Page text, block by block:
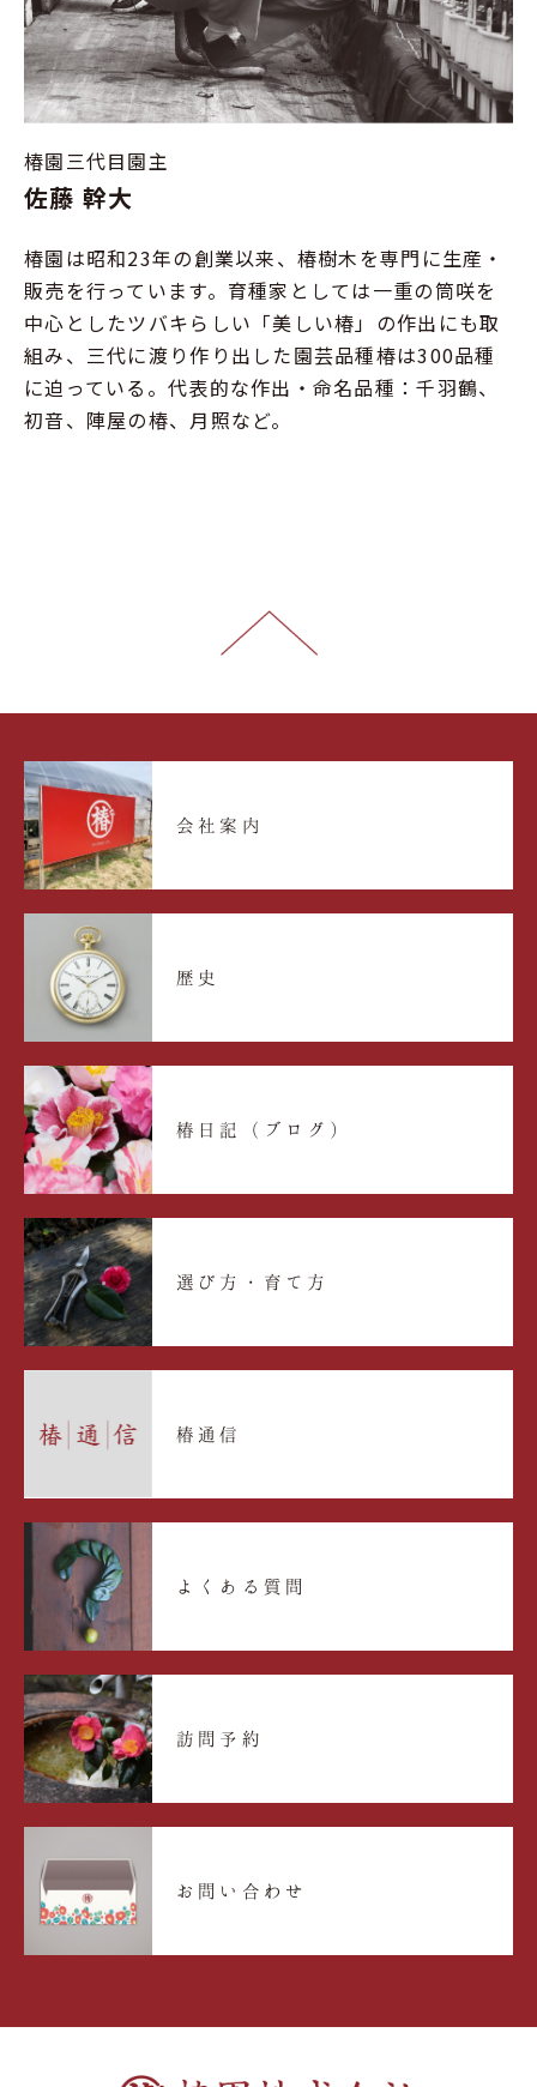
椿園三代目園主
佐藤 幹大
椿園は昭和23年の創業以来、椿樹木を専門に生産・
販売を行っています。育種家としては一重の筒咲を
中心としたツバキらしい「美しい椿」の作出にも取
組み、三代に渡り作り出した園芸品種椿は300品種
に迫っている。代表的な作出・命名品種：千羽鶴、
初音、陣屋の椿、月照など。
会社案内
歴史
椿日記（ブログ）
選び方・育て方
椿通信
よくある質問
訪問予約
お問い合わせ